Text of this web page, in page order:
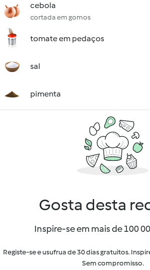
cebola
cortada em gomos
tomate em pedaços
sal
pimenta
Gosta desta
Inspire-se em mais de 100
Registe-se e usufrua de 30 dias gratuitos.
Sem compromisso.